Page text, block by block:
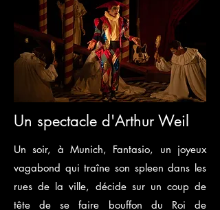
Un spectacle d'Arthur Weil
Un soir, à Munich, Fantasio, un joyeux
vagabond qui traîne son spleen dans les
rues de la ville, décide sur un coup de
tête de se faire bouffon du Roi de